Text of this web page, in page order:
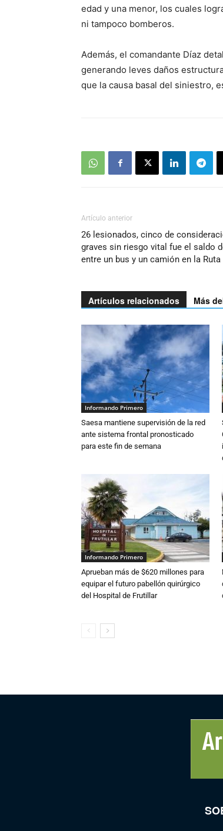
edad y una menor, los cuales
ni tampoco bomberos.
Además, el comandante Díaz
generando leves daños
que la causa basal del siniestro,
Artículo anterior
26 lesionados, cinco de
graves sin riesgo vital fue el saldo
entre un bus y un camión en la Ruta
Artículos relacionados Más
Informando Primero
Saesa mantiene supervisión de la red
ante sistema frontal pronosticado
para este fin de semana
Informando Primero
Aprueban más de $620 millones para
equipar el futuro pabellón quirúrgico
del Hospital de Frutillar